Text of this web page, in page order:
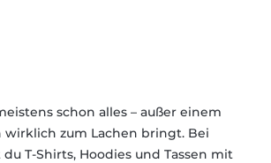
schon alles – außer einem
wirklich zum Lachen bringt. Bei
T-Shirts, Hoodies und Tassen mit